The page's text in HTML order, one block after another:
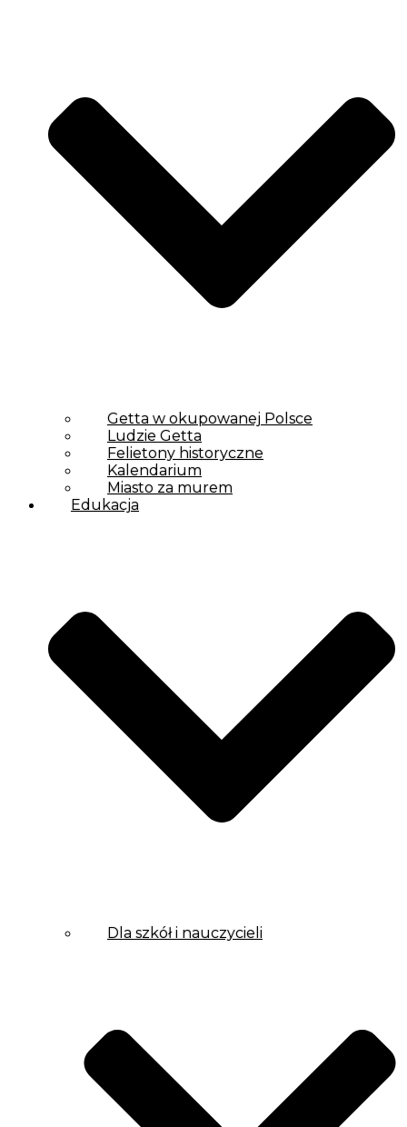
Getta w okupowanej Polsce
Ludzie Getta
Felietony historyczne
Kalendarium
Miasto za murem
Edukacja
Dla szkół i nauczycieli